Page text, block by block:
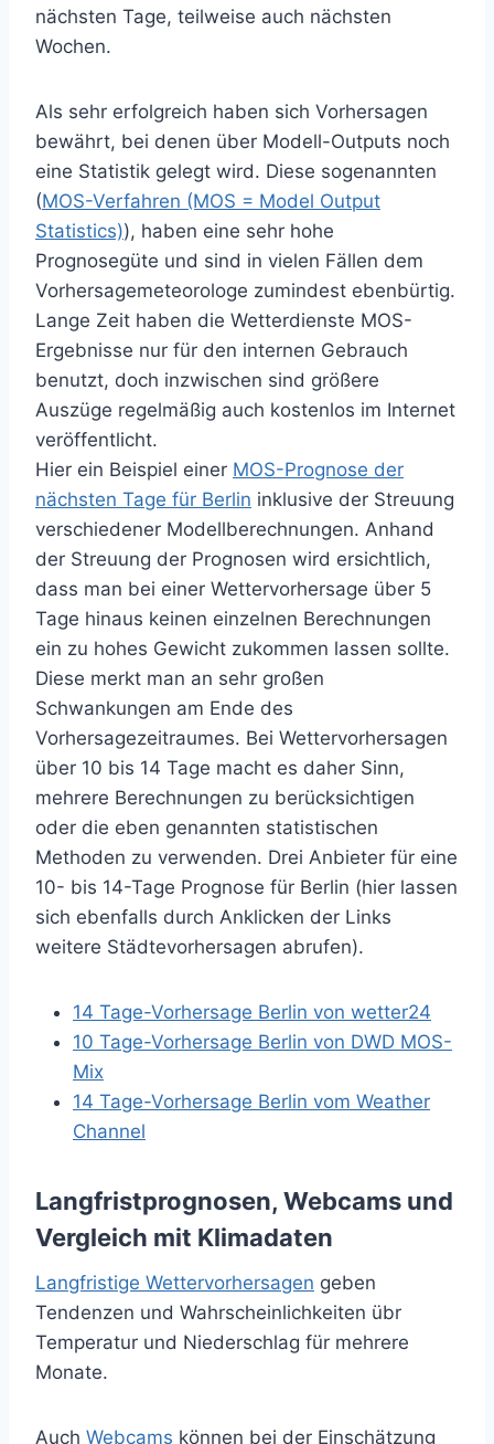
nächsten Tage, teilweise auch nächsten
Wochen.
Als sehr erfolgreich haben sich Vorhersagen
bewährt, bei denen über Modell-Outputs noch
eine Statistik gelegt wird. Diese sogenannten
(MOS-Verfahren (MOS = Model Output
Statistics)), haben eine sehr hohe
Prognosegüte und sind in vielen Fällen dem
Vorhersagemeteorologe zumindest ebenbürtig.
Lange Zeit haben die Wetterdienste MOS-
Ergebnisse nur für den internen Gebrauch
benutzt, doch inzwischen sind größere
Auszüge regelmäßig auch kostenlos im Internet
veröffentlicht.
Hier ein Beispiel einer MOS-Prognose der
nächsten Tage für Berlin inklusive der Streuung
verschiedener Modellberechnungen. Anhand
der Streuung der Prognosen wird ersichtlich,
dass man bei einer Wettervorhersage über 5
Tage hinaus keinen einzelnen Berechnungen
ein zu hohes Gewicht zukommen lassen sollte.
Diese merkt man an sehr großen
Schwankungen am Ende des
Vorhersagezeitraumes. Bei Wettervorhersagen
über 10 bis 14 Tage macht es daher Sinn,
mehrere Berechnungen zu berücksichtigen
oder die eben genannten statistischen
Methoden zu verwenden. Drei Anbieter für eine
10- bis 14-Tage Prognose für Berlin (hier lassen
sich ebenfalls durch Anklicken der Links
weitere Städtevorhersagen abrufen).
14 Tage-Vorhersage Berlin von wetter24
10 Tage-Vorhersage Berlin von DWD MOS-
Mix
14 Tage-Vorhersage Berlin vom Weather
Channel
Langfristprognosen, Webcams und
Vergleich mit Klimadaten
Langfristige Wettervorhersagen geben
Tendenzen und Wahrscheinlichkeiten übr
Temperatur und Niederschlag für mehrere
Monate.
Auch Webcams können bei der Einschätzung